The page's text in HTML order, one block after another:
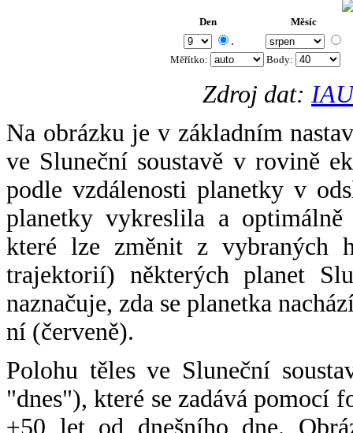
Den Měsíc
.
Měřítko: Body:
Zdroj dat:
Na obrázku je v základním
ve Sluneční soustavě v rovině
podle vzdálenosti planetky v
planetky vykreslila a
které lze změnit z vybraných
trajektorií) některých planet
naznačuje, zda se planetka
ní (červeně).
Polohu těles ve Sluneční
"dnes"), které se zadává pomocí
±50 let od dnešního dne.